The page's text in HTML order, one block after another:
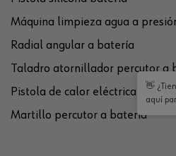
Máquina limpieza agua a
Radial angular a batería
Taladro atornillador percutor a
Pistola de calor eléctrica
Martillo percutor a batería
👋
aquí